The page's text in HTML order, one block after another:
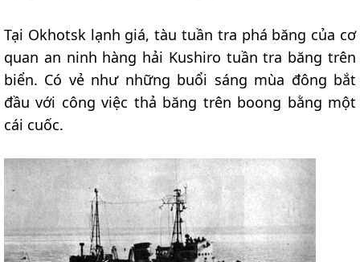
Tại Okhotsk lạnh giá, tàu tuần tra phá băng của cơ
quan an ninh hàng hải Kushiro tuần tra băng trên
biển. Có vẻ như những buổi sáng mùa đông bắt
đầu với công việc thả băng trên boong bằng một
cái cuốc.